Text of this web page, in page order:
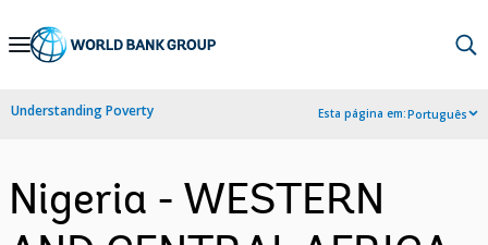
Skip
Navigation
Understanding Poverty Esta página em:Português
Nigeria - WESTERN